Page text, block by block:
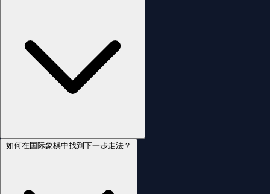
如何在国际象棋中找到下一步走法？